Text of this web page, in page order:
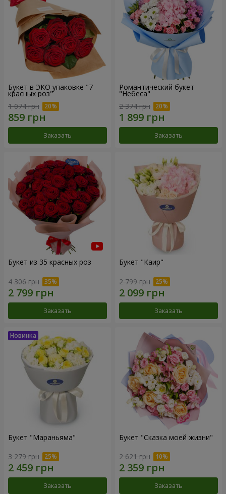
Букет в ЭКО упаковке "7
красных роз"
1 074 грн
Заказать
Романтический букет
"Небеса"
2 374 грн
Заказать
Букет из 35 красных роз
4 306 грн
Заказать
Букет "Каир"
2 799 грн
Заказать
Букет "Мараньяма"
3 279 грн
Заказать
Букет "Сказка моей жизни"
2 621 грн
Заказать